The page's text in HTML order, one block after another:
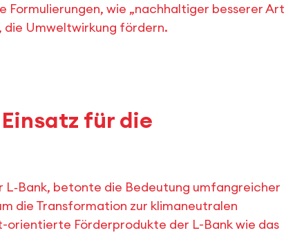
wie „nachhaltiger besserer Art
die Umweltwirkung fördern.
für die
L‑Bank, betonte die Bedeutung umfangreicher
die Transformation zur klimaneutralen
Förderprodukte der L-Bank wie das